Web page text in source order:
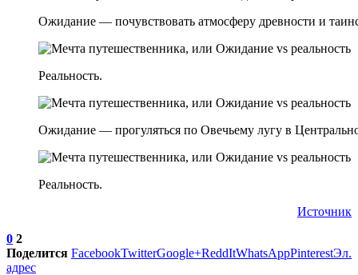
Ожидание — почувствовать атмосферу древности и
Реальность.
Ожидание — прогуляться по Овечьему лугу в
Реальность.
Источник
0 2
Поделится FacebookTwitterGoogle+ReddItWhatsAppPinterestЭл.
адрес